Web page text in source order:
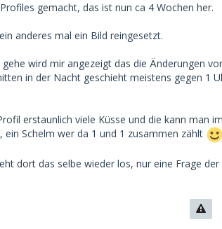
gemacht, das ist nun ca 4 Wochen her.
anderes mal ein Bild reingesetzt.
wird mir angezeigt das die Änderungen
in der Nacht geschieht meistens gegen 1
erstaunlich viele Küsse und die kann man
Schelm wer da 1 und 1 zusammen zählt
dort das selbe wieder los, nur eine Frage